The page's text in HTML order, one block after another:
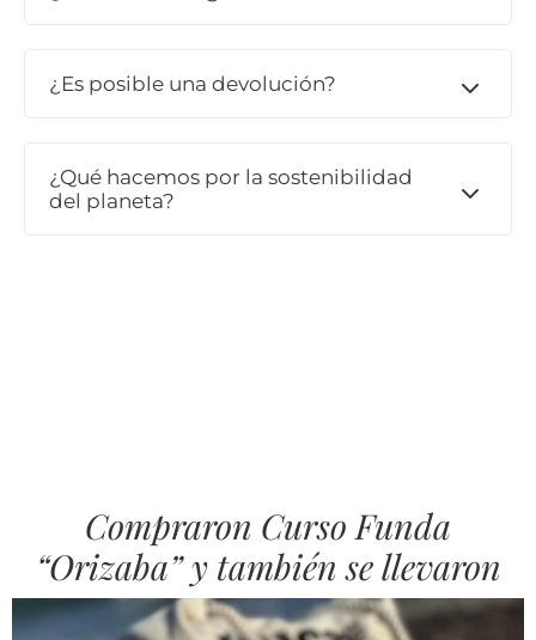
¿Es posible una devolución?
¿Qué hacemos por la sostenibilidad
del planeta?
Compraron Curso Funda
“Orizaba” y también se llevaron